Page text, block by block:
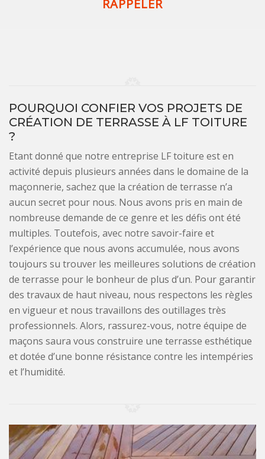
POURQUOI CONFIER VOS PROJETS DE
CRÉATION DE TERRASSE À LF TOITURE
?
Etant donné que notre entreprise LF toiture est en
activité depuis plusieurs années dans le domaine de la
maçonnerie, sachez que la création de terrasse n’a
aucun secret pour nous. Nous avons pris en main de
nombreuse demande de ce genre et les défis ont été
multiples. Toutefois, avec notre savoir-faire et
l’expérience que nous avons accumulée, nous avons
toujours su trouver les meilleures solutions de création
de terrasse pour le bonheur de plus d’un. Pour garantir
des travaux de haut niveau, nous respectons les règles
en vigueur et nous travaillons des outillages très
professionnels. Alors, rassurez-vous, notre équipe de
maçons saura vous construire une terrasse esthétique
et dotée d’une bonne résistance contre les intempéries
et l’humidité.